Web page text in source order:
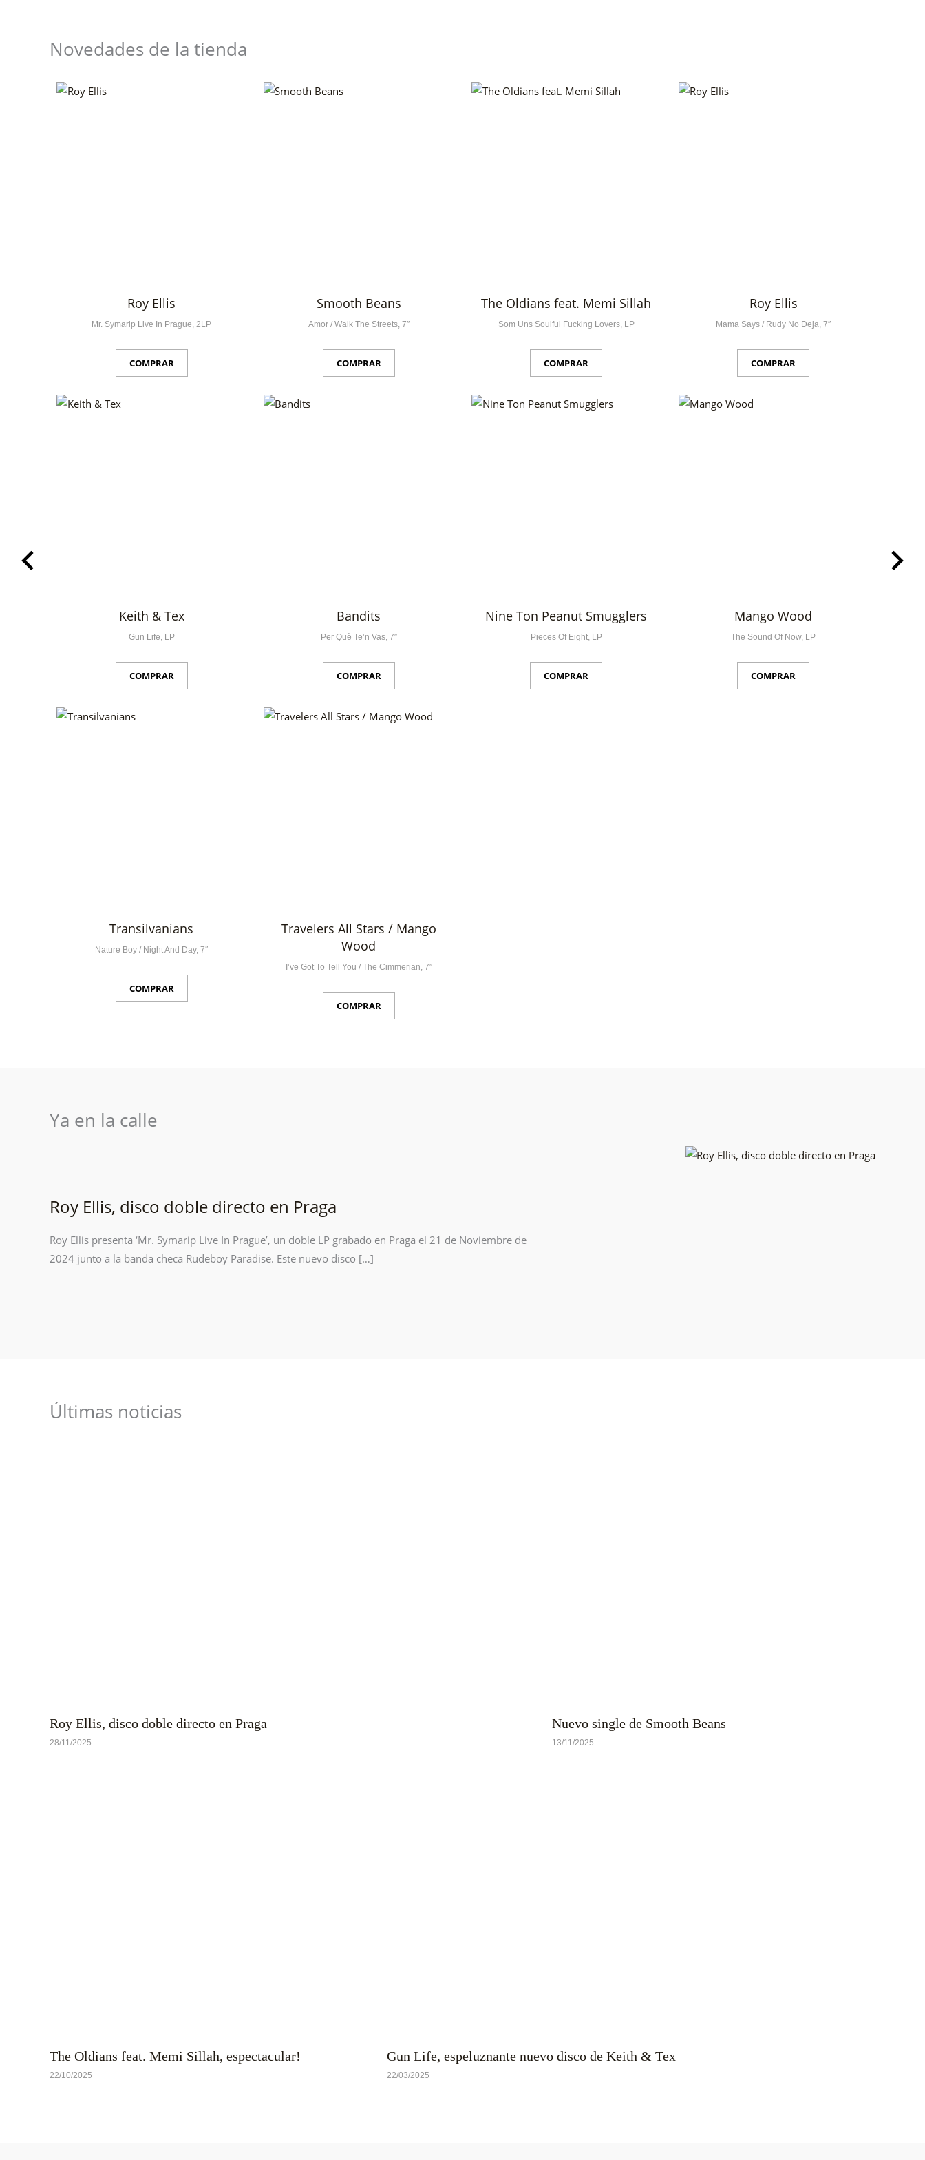
Novedades de la tienda
Roy Ellis
Mr. Symarip Live In Prague, 2LP
COMPRAR
Smooth Beans
Amor / Walk The Streets, 7″
COMPRAR
The Oldians feat. Memi Sillah
Som Uns Soulful Fucking Lovers, LP
COMPRAR
Roy Ellis
Mama Says / Rudy No Deja, 7″
COMPRAR
Keith & Tex
Gun Life, LP
COMPRAR
Bandits
Per Què Te’n Vas, 7″
COMPRAR
Nine Ton Peanut Smugglers
Pieces Of Eight, LP
COMPRAR
Mango Wood
The Sound Of Now, LP
COMPRAR
Transilvanians
Nature Boy / Night And Day, 7″
COMPRAR
Travelers All Stars / Mango
Wood
I’ve Got To Tell You / The Cimmerian, 7″
COMPRAR
Ya en la calle
Roy Ellis, disco doble directo en Praga
Roy Ellis presenta ‘Mr. Symarip Live In Prague’, un doble LP grabado en Praga el 21 de Noviembre de
2024 junto a la banda checa Rudeboy Paradise. Este nuevo disco […]
Últimas noticias
Roy Ellis, disco doble directo en Praga
28/11/2025
Nuevo single de Smooth Beans
13/11/2025
The Oldians feat. Memi Sillah, espectacular!
22/10/2025
Gun Life, espeluznante nuevo disco de Keith & Tex
22/03/2025